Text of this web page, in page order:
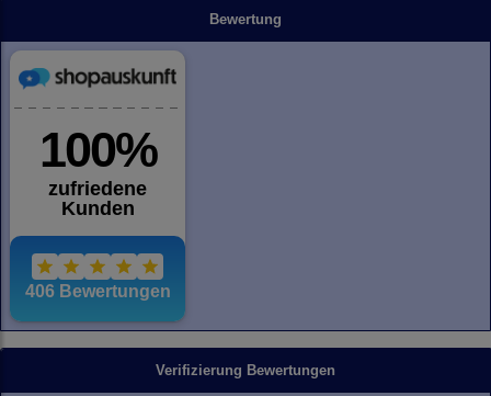
Bewertung
Verifizierung Bewertungen